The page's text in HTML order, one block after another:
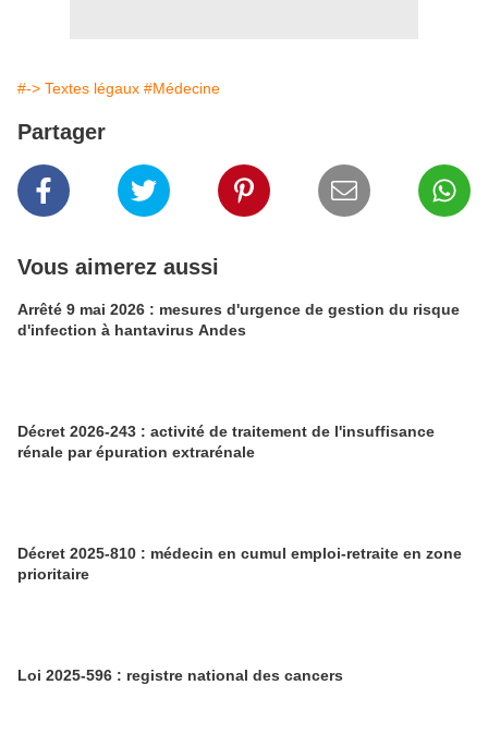
#-> Textes légaux #Médecine
Partager
Vous aimerez aussi
Arrêté 9 mai 2026 : mesures d'urgence de gestion du risque
d'infection à hantavirus Andes
Décret 2026-243 : activité de traitement de l'insuffisance
rénale par épuration extrarénale
Décret 2025-810 : médecin en cumul emploi-retraite en zone
prioritaire
Loi 2025-596 : registre national des cancers